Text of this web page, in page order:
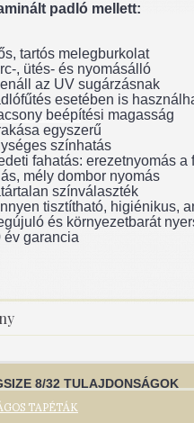
TAPÉTÁK
TAPÉTÁK
padló mellett:
tartós melegburkolat
, ütés- és nyomásálló
az UV sugárzásnak
esetében is
beépítési magasság
egyszerű
színhatás
fahatás: erezetnyomás a
mély dombor nyomás
színválaszték
tisztítható, higiénikus,
és környezetbarát
garancia
8/32 TULAJDONSÁGOK